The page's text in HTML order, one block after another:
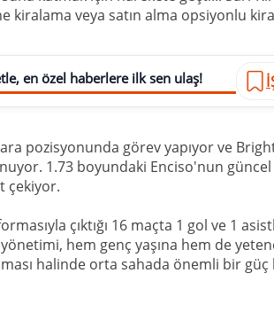
kiralama veya satın alma opsiyonlu
en özel haberlere ilk sen ulaş!
pozisyonunda görev yapıyor ve
1.73 boyundaki Enciso'nun
çekiyor.
çıktığı 16 maçta 1 gol ve 1
hem genç yaşına hem de
halinde orta sahada önemli bir güç